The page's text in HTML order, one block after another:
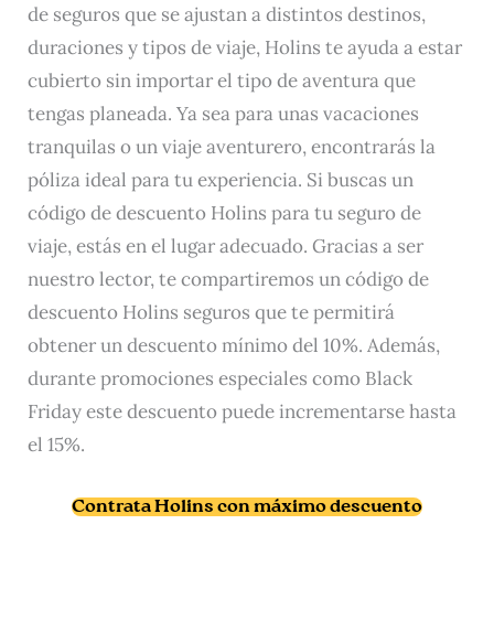
de seguros que se ajustan a distintos destinos,
duraciones y tipos de viaje, Holins te ayuda a estar
cubierto sin importar el tipo de aventura que
tengas planeada. Ya sea para unas vacaciones
tranquilas o un viaje aventurero, encontrarás la
póliza ideal para tu experiencia. Si buscas un
código de descuento Holins para tu seguro de
viaje, estás en el lugar adecuado. Gracias a ser
nuestro lector, te compartiremos un código de
descuento Holins seguros que te permitirá
obtener un descuento mínimo del 10%. Además,
durante promociones especiales como Black
Friday este descuento puede incrementarse hasta
el 15%.
Contrata Holins con máximo descuento